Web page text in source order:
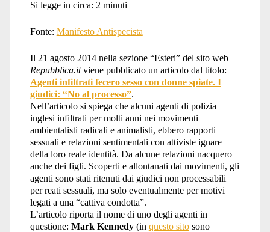
Stone</span>
Si legge in circa: 2 minuti
Fonte: Manifesto Antispecista
Il 21 agosto 2014 nella sezione “Esteri” del sito web
Repubblica.itviene pubblicato un articolo dal titolo:
Agenti infiltrati fecero sesso con donne spiate. I
giudici: “No al processo”.
Nell’articolo si spiega che alcuni agenti di polizia
inglesi infiltrati per molti anni nei movimenti
ambientalisti radicali e animalisti, ebbero rapporti
sessuali e relazioni sentimentali con attiviste ignare
della loro reale identità. Da alcune relazioni nacquero
anche dei figli. Scoperti e allontanati dai movimenti, gli
agenti sono stati ritenuti dai giudici non processabili
per reati sessuali, ma solo eventualmente per motivi
legati a una “cattiva condotta”.
L’articolo riporta il nome di uno degli agenti in
questione: Mark Kennedy(in questo sitosono